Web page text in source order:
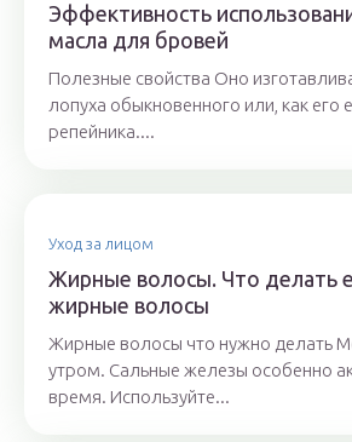
Эффективность
масла для бровей
Полезные свойства Оно
лопуха обыкновенного или, как его
репейника....
Уход за лицом
Жирные волосы. Что делать
жирные волосы
Жирные волосы что нужно делать
утром. Сальные железы особенно
время. Используйте...